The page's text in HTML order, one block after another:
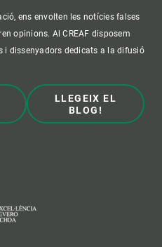
ens envolten les notícies falses
opinions. Al CREAF disposem
i dissenyadors dedicats a la difusió
LLEGEIX EL
BLOG!